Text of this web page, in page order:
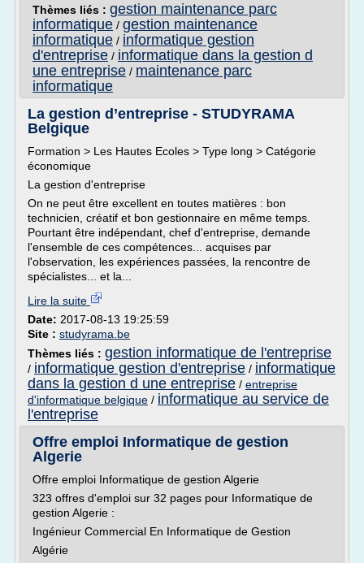
Thèmes liés : gestion maintenance parc
informatique / gestion maintenance
informatique / informatique gestion
d'entreprise / informatique dans la gestion d
une entreprise / maintenance parc
informatique
La gestion d’entreprise - STUDYRAMA
Belgique
Formation > Les Hautes Ecoles > Type long > Catégorie
économique
La gestion d'entreprise
On ne peut être excellent en toutes matières : bon
technicien, créatif et bon gestionnaire en même temps.
Pourtant être indépendant, chef d'entreprise, demande
l'ensemble de ces compétences... acquises par
l'observation, les expériences passées, la rencontre de
spécialistes... et la...
Lire la suite
Date: 2017-08-13 19:25:59
Site : studyrama.be
Thèmes liés : gestion informatique de l'entreprise
/ informatique gestion d'entreprise / informatique
dans la gestion d une entreprise / entreprise
d'informatique belgique / informatique au service de
l'entreprise
Offre emploi Informatique de gestion
Algerie
Offre emploi Informatique de gestion Algerie
323 offres d'emploi sur 32 pages pour Informatique de
gestion Algerie :
Ingénieur Commercial En Informatique de Gestion
Algérie